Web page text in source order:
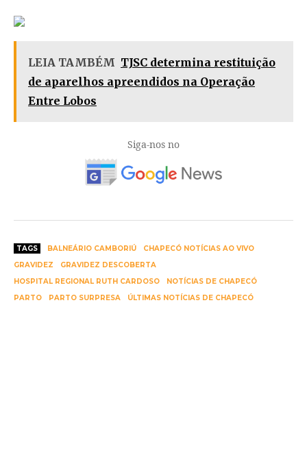
LEIA TAMBÉM TJSC determina restituição
de aparelhos apreendidos na Operação
Entre Lobos
Siga-nos no
TAGS BALNEÁRIO CAMBORIÚ
CHAPECÓ NOTÍCIAS AO VIVO
GRAVIDEZ
GRAVIDEZ DESCOBERTA
HOSPITAL REGIONAL RUTH CARDOSO
NOTÍCIAS DE CHAPECÓ
PARTO
PARTO SURPRESA ÚLTIMAS NOTÍCIAS DE CHAPECÓ